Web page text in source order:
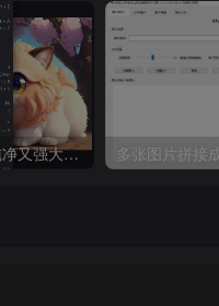
爱奇艺看图，一款纯净又强大的看图工具 多张图片拼接